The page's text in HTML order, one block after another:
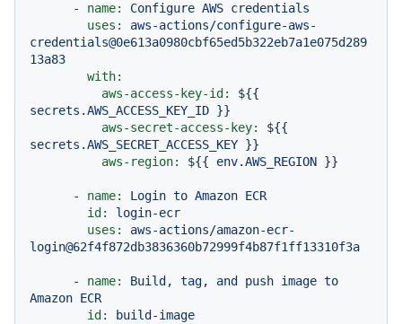
- name: Configure AWS credentials
uses:
aws-actions/configure-aws-
credentials@0e613a0980cbf65ed5b322eb7a1e075d289
13a83
with:
aws-access-key-id:
${{
secrets.AWS_ACCESS_KEY_ID }}
aws-secret-access-key:
${{
secrets.AWS_SECRET_ACCESS_KEY }}
aws-region:
${{ env.AWS_REGION }}
- name: Login to Amazon ECR
id:
login-ecr
uses:
aws-actions/amazon-ecr-
login@62f4f872db3836360b72999f4b87f1ff13310f3a
- name: Build, tag, and push image to
Amazon ECR
id:
build-image